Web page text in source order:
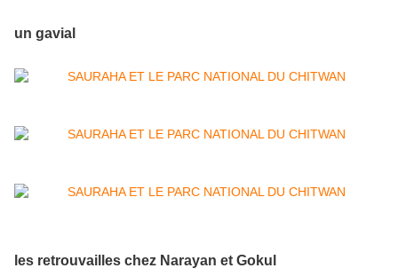
un gavial
les retrouvailles chez Narayan et Gokul